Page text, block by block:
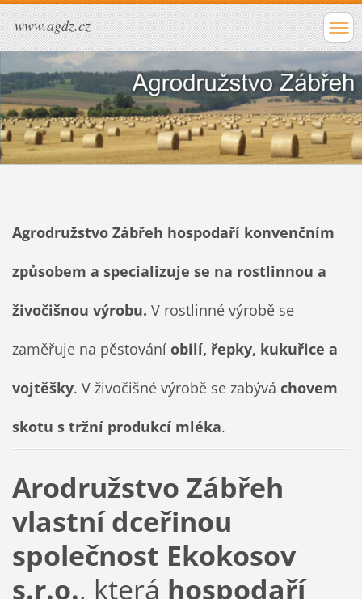
www.agdz.cz
Agrodružstvo Zábřeh hospodaří konvenčním
způsobem a specializuje se na rostlinnou a
živočišnou výrobu. V rostlinné výrobě se
zaměřuje na pěstování obilí, řepky, kukuřice a
vojtěšky. V živočišné výrobě se zabývá chovem
skotu s tržní produkcí mléka.
Arodružstvo Zábřeh
vlastní dceřinou
společnost Ekokosov
s.r.o., která hospodaří